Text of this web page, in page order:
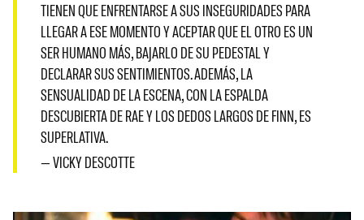
TIENEN QUE ENFRENTARSE A SUS INSEGURIDADES PARA
LLEGAR A ESE MOMENTO Y ACEPTAR QUE EL OTRO ES UN
SER HUMANO MÁS, BAJARLO DE SU PEDESTAL Y
DECLARAR SUS SENTIMIENTOS. ADEMÁS, LA
SENSUALIDAD DE LA ESCENA, CON LA ESPALDA
DESCUBIERTA DE RAE Y LOS DEDOS LARGOS DE FINN, ES
SUPERLATIVA.
— VICKY DESCOTTE